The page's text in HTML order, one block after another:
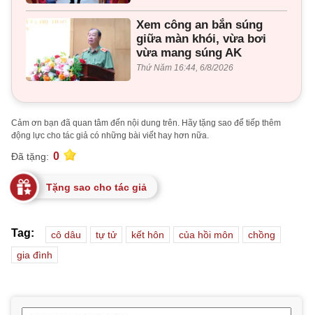
Xem công an bắn súng
giữa màn khói, vừa bơi
vừa mang súng AK
Thứ Năm 16:44, 6/8/2026
Cảm ơn bạn đã quan tâm đến nội dung trên. Hãy tặng sao để tiếp thêm
động lực cho tác giả có những bài viết hay hơn nữa.
Đã tặng: 0
Tặng sao cho tác giả
Tag: cô dâu tự tử kết hôn của hồi môn
chồng
gia đình